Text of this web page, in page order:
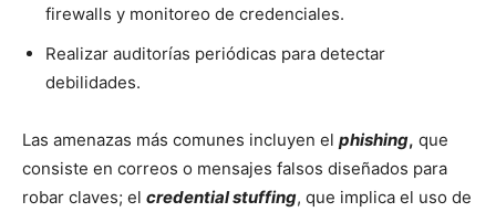
firewalls y monitoreo de credenciales.
Realizar auditorías periódicas para detectar
debilidades.
Las amenazas más comunes incluyen el phishing, que
consiste en correos o mensajes falsos diseñados para
robar claves; el credential stuffing, que implica el uso de